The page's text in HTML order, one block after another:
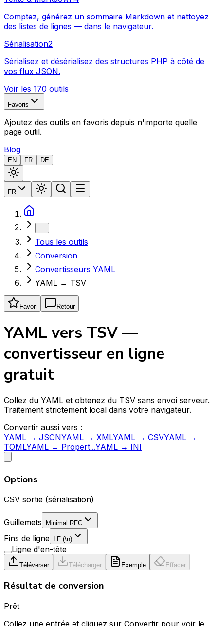
Comptez, générez un sommaire Markdown et nettoyez
des listes de lignes — dans le navigateur.
Sérialisation2
Sérialisez et désérialisez des structures PHP à côté de
vos flux JSON.
Voir les 170 outils
Favoris
Ajoutez des outils en favoris depuis n'importe quelle
page outil.
Blog
EN FR DE
FR
…
Tous les outils
Conversion
Convertisseurs YAML
YAML → TSV
Favori Retour
YAML vers TSV —
convertisseur en ligne
gratuit
Collez du YAML et obtenez du TSV sans envoi serveur.
Traitement strictement local dans votre navigateur.
Convertir aussi vers :
YAML → JSONYAML → XMLYAML → CSVYAML →
TOMLYAML → Propert...YAML → INI
Options
CSV sortie (sérialisation)
Guillemets Minimal RFC
Fins de ligne LF (\n)
Ligne d'en-tête
Téléverser Télécharger Exemple Effacer
Résultat de conversion
Prêt
Collez une entrée et cliquez sur Convertir pour voir le